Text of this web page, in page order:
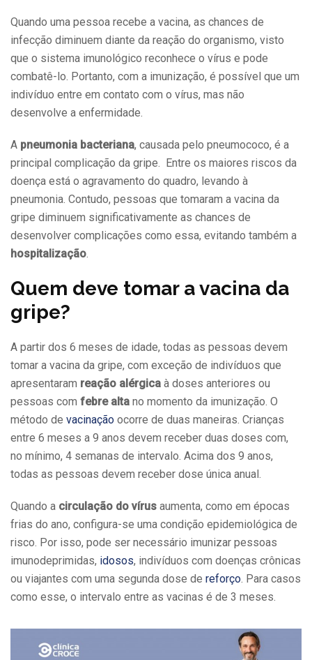
Quando uma pessoa recebe a vacina, as chances de
infecção diminuem diante da reação do organismo, visto
que o sistema imunológico reconhece o vírus e pode
combatê-lo. Portanto, com a imunização, é possível que um
indivíduo entre em contato com o vírus, mas não
desenvolve a enfermidade.
A pneumonia bacteriana, causada pelo pneumococo, é a
principal complicação da gripe. Entre os maiores riscos da
doença está o agravamento do quadro, levando à
pneumonia. Contudo, pessoas que tomaram a vacina da
gripe diminuem significativamente as chances de
desenvolver complicações como essa, evitando também a
hospitalização.
Quem deve tomar a vacina da
gripe?
A partir dos 6 meses de idade, todas as pessoas devem
tomar a vacina da gripe, com exceção de indivíduos que
apresentaram reação alérgica à doses anteriores ou
pessoas com febre alta no momento da imunização. O
método de vacinação ocorre de duas maneiras. Crianças
entre 6 meses a 9 anos devem receber duas doses com,
no mínimo, 4 semanas de intervalo. Acima dos 9 anos,
todas as pessoas devem receber dose única anual.
Quando a circulação do vírus aumenta, como em épocas
frias do ano, configura-se uma condição epidemiológica de
risco. Por isso, pode ser necessário imunizar pessoas
imunodeprimidas, idosos, indivíduos com doenças crônicas
ou viajantes com uma segunda dose de reforço. Para casos
como esse, o intervalo entre as vacinas é de 3 meses.